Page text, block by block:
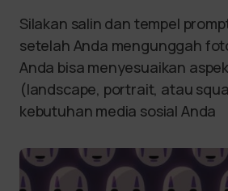
Silakan salin dan tempel
setelah Anda mengunggah
Anda bisa menyesuaikan
(landscape, portrait, atau
kebutuhan media sosial Anda